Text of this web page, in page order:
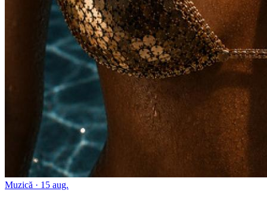
Muzică · 15 aug.